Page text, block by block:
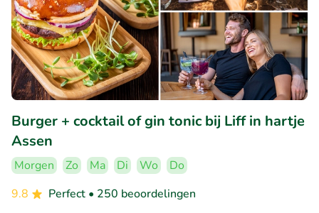
Burger + cocktail of gin tonic bij Liff in hartje
Assen
Morgen Zo Ma Di Wo
Do
9.8
Perfect • 250 beoordelingen